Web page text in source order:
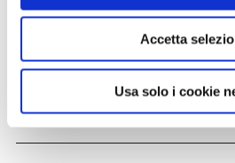
Accetta
Usa solo i cookie
Maria Clara Bartocci
Punto Touring di Roma